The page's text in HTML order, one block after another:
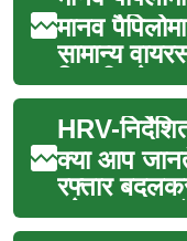
मानव
सामान्य
झिल्ली को
विभिन्न
क्या आप
रफ्तार
को सुधारना